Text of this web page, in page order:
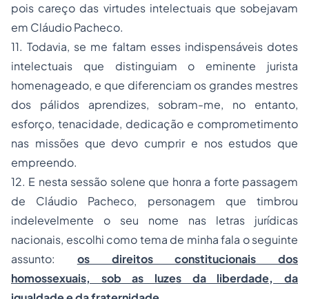
pois careço das virtudes intelectuais que sobejavam
em Cláudio Pacheco.
11. Todavia, se me faltam esses indispensáveis dotes
intelectuais que distinguiam o eminente jurista
homenageado, e que diferenciam os grandes mestres
dos pálidos aprendizes, sobram-me, no entanto,
esforço, tenacidade, dedicação e comprometimento
nas missões que devo cumprir e nos estudos que
empreendo.
12. E nesta sessão solene que honra a forte passagem
de Cláudio Pacheco, personagem que timbrou
indelevelmente o seu nome nas letras jurídicas
nacionais, escolhi como tema de minha fala o seguinte
assunto: os direitos constitucionais dos
homossexuais, sob as luzes da liberdade, da